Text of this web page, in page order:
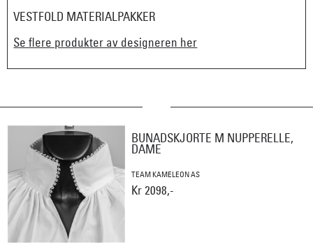
VESTFOLD MATERIALPAKKER
Se flere produkter av designeren her
BUNADSKJORTE M NUPPERELLE,
DAME
TEAM KAMELEON AS
Kr 2098,-